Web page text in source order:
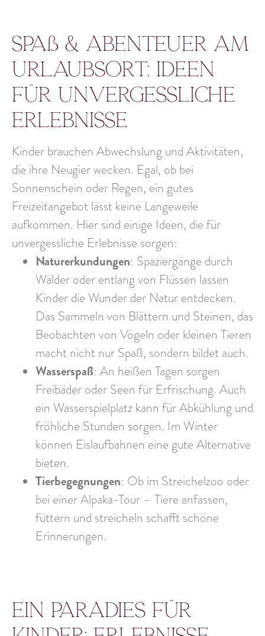
Spaß & Abenteuer am
Urlaubsort: Ideen
für unvergessliche
Erlebnisse
Kinder brauchen Abwechslung und Aktivitäten,
die ihre Neugier wecken. Egal, ob bei
Sonnenschein oder Regen, ein gutes
Freizeitangebot lässt keine Langeweile
aufkommen. Hier sind einige Ideen, die für
unvergessliche Erlebnisse sorgen:
Naturerkundungen: Spaziergänge durch
Wälder oder entlang von Flüssen lassen
Kinder die Wunder der Natur entdecken.
Das Sammeln von Blättern und Steinen, das
Beobachten von Vögeln oder kleinen Tieren
macht nicht nur Spaß, sondern bildet auch.
Wasserspaß: An heißen Tagen sorgen
Freibäder oder Seen für Erfrischung. Auch
ein Wasserspielplatz kann für Abkühlung und
fröhliche Stunden sorgen. Im Winter
können Eislaufbahnen eine gute Alternative
bieten.
Tierbegegnungen: Ob im Streichelzoo oder
bei einer Alpaka-Tour – Tiere anfassen,
füttern und streicheln schafft schöne
Erinnerungen.
Ein Paradies für